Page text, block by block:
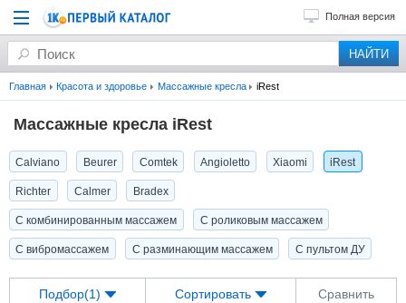
Полная версия
Главная Красота и здоровье Массажные кресла iRest
Массажные кресла iRest
Calviano Beurer Comtek Angioletto Xiaomi iRest
Richter Calmer Bradex
С комбинированным массажем С роликовым массажем
С вибромассажем С разминающим массажем С пультом ДУ
Подбор(1) Сортировать Сравнить